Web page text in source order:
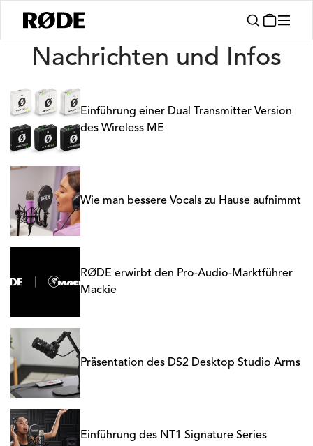
Nachrichten
Nachrichten und Infos
Einführung einer Dual Transmitter Version
des Wireless ME
Wie man bessere Vocals zu Hause aufnimmt
RØDE erwirbt den Pro-Audio-Marktführer
Mackie
Präsentation des DS2 Desktop Studio Arms
Einführung des NT1 Signature Series